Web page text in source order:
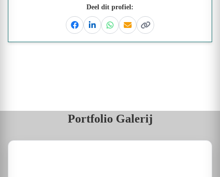
Deel dit profiel:
FacebookLinkedinWhatsapp
EmailKopieer link
Portfolio Galerij